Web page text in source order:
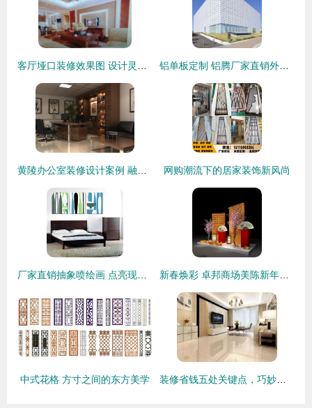
网购潮流下的居家装饰新风尚
中式花格 方寸之间的东方美学